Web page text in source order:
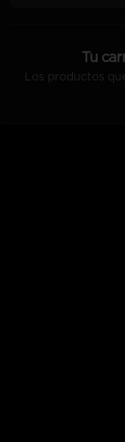
Tu
Los productos